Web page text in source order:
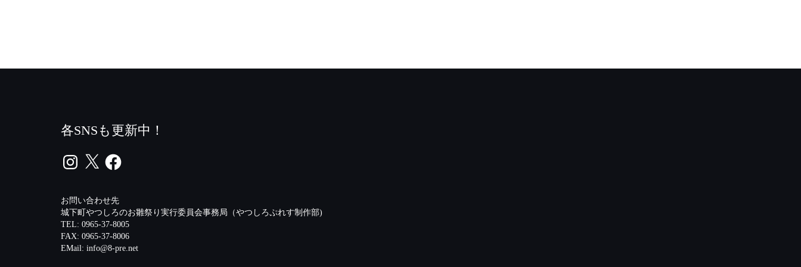
各SNSも更新中！
Instagram
X Facebook
お問い合わせ先
城下町やつしろのお雛祭り実行委員会事務局（やつしろぷれす制作部)
TEL: 0965-37-8005
FAX: 0965-37-8006
EMail: info@8-pre.net